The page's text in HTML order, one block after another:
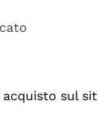
sul